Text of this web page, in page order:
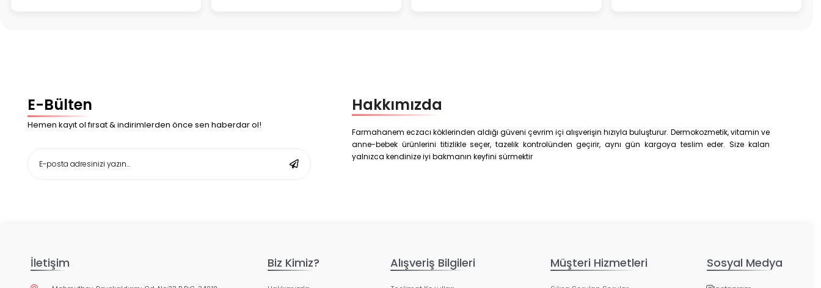
E-Bülten
Hemen kayıt ol fırsat & indirimlerden önce sen haberdar ol!
Hakkımızda
Farmahanem eczacı köklerinden aldığı güveni çevrim içi alışverişin hızıyla buluşturur. Dermokozmetik, vitamin ve
anne-bebek ürünlerini titizlikle seçer, tazelik kontrolünden geçirir, aynı gün kargoya teslim eder. Size kalan
yalnızca kendinize iyi bakmanın keyfini sürmektir
İletişim Biz Kimiz? Alışveriş Bilgileri Müşteri Hizmetleri Sosyal Medya